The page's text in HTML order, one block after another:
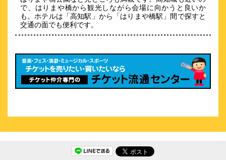
約 0.77 km
城西館
\11,000～
泊ってよかった宿大賞7年連続高知県第1位！★口コミ総合４.7
約 0.78 km
約 0.83 km
で、はりまや橋から観光しながら会場に向かうと良いか
も。ホテルは「高知駅」から「はりまや橋駅」間で探すと
交通の面でも便利です。